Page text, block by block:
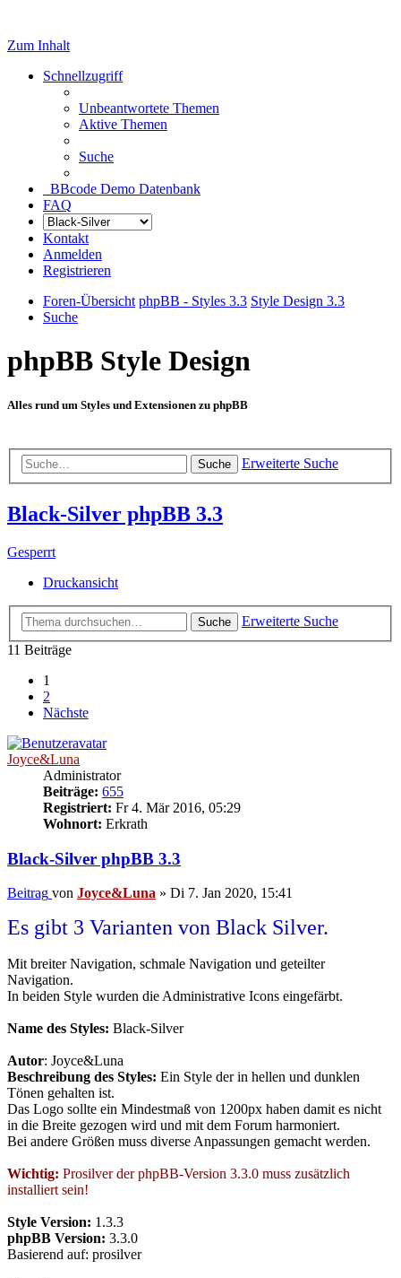
Zum Inhalt
Schnellzugriff
Unbeantwortete Themen
Aktive Themen
Suche
BBcode Demo Datenbank
FAQ
Kontakt
Anmelden
Registrieren
Foren-Übersicht phpBB - Styles 3.3 Style Design 3.3
Suche
phpBB Style Design
Alles rund um Styles und Extensionen zu phpBB
Suche Erweiterte Suche
Black-Silver phpBB 3.3
Gesperrt
Druckansicht
Suche
Erweiterte Suche
11 Beiträge
1
2
Nächste
Joyce&Luna
Administrator
Beiträge: 655
Registriert: Fr 4. Mär 2016, 05:29
Wohnort: Erkrath
Black-Silver phpBB 3.3
Beitrag von Joyce&Luna » Di 7. Jan 2020, 15:41
Es gibt 3 Varianten von Black Silver.
Mit breiter Navigation, schmale Navigation und geteilter
Navigation.
In beiden Style wurden die Administrative Icons eingefärbt.
Name des Styles: Black-Silver
Autor: Joyce&Luna
Beschreibung des Styles: Ein Style der in hellen und dunklen
Tönen gehalten ist.
Das Logo sollte ein Mindestmaß von 1200px haben damit es nicht
in die Breite gezogen wird und mit dem Forum harmoniert.
Bei andere Größen muss diverse Anpassungen gemacht werden.
Wichtig: Prosilver der phpBB-Version 3.3.0 muss zusätzlich
installiert sein!
Style Version: 1.3.3
phpBB Version: 3.3.0
Basierend auf: prosilver